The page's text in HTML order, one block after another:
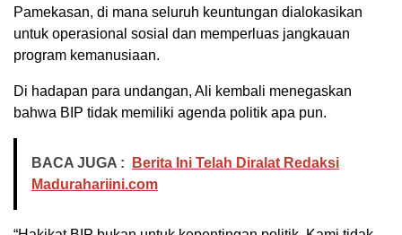
Pamekasan, di mana seluruh keuntungan dialokasikan
untuk operasional sosial dan memperluas jangkauan
program kemanusiaan.
Di hadapan para undangan, Ali kembali menegaskan
bahwa BIP tidak memiliki agenda politik apa pun.
BACA JUGA :
Berita Ini Telah Diralat Redaksi
Madurahariini.com